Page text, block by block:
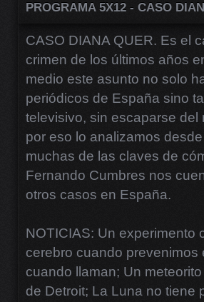
PROGRAMA 5X12 - CASO
CASO DIANA QUER. Es el
crimen de los últimos años
medio este asunto no solo
periódicos de España sino
televisivo, sin escaparse
por eso lo analizamos
muchas de las claves de
Fernando Cumbres nos
otros casos en España.
NOTICIAS: Un experimento
cerebro cuando
cuando llaman; Un
de Detroit; La Luna no tiene